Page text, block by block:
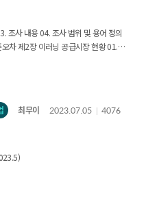
strategies for assessing
conducted a comparative analysis
we focused on the limitations of
strategies to strengthen
metaverse industry.
조사 내용 04. 조사 범위 및 용어 정의
오차제2장 이러닝 공급시장 현황01.
투자 및 투자 유치 현황 04. 이러닝
기술개발 현황 및 시장 동향 08.
현황
기관부록01. 통계표 02. 조사표
최무이 2023.07.05 4076